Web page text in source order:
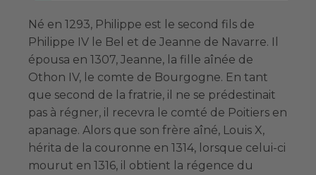
Né en 1293, Philippe est le second fils de
Philippe IV le Bel et de Jeanne de Navarre. Il
épousa en 1307, Jeanne, la fille aînée de
Othon IV, le comte de Bourgogne. En tant
que second de la fratrie, il ne se prédestinait
pas à régner, il recevra le comté de Poitiers en
apanage. Alors que son frère aîné, Louis X,
hérita de la couronne en 1314, lorsque celui-ci
mourut en 1316, il obtient la régence du